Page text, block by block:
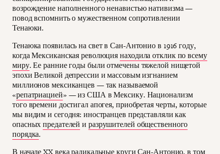
возрождение наполненного ненавистью нативизма —
повод вспомнить о мужественном сопротивлении
Тенаюки.
Тенаюка появилась на свет в Сан-Антонио в 1916 году,
когда Мексиканская революциянаходила отклик по всему
миру. Ее ранние годы были отмечены тяжелой нищетой
эпохи Великой депрессии и массовым изгнанием
миллионов мексиканцев — так называемой
«репатриацией» — из США в Мексику. Национализм
того времени достигал апогея, приобретая черты, которые
мы видим и сегодня: иностранцев представляли как
опасныхпредателей и разрушителей общественного
порядка.
В начале XX века радикальные круги Сан-Антонио, в том